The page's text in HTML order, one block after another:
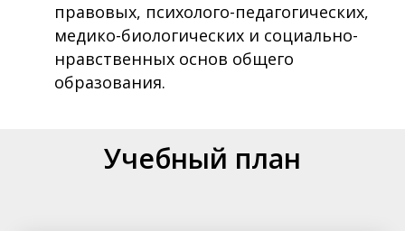
правовых, психолого-педагогических,
медико-биологических и социально-
нравственных основ общего
образования.
Учебный план